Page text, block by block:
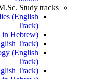
Study tracks
(English
Track)
in Hebrew)
Track)
(English
Track)
Track)